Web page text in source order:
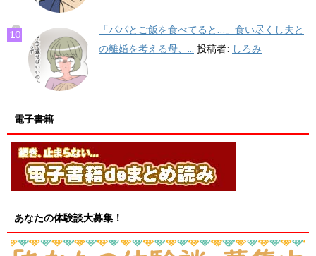
「パパとご飯を食べてると…」食い尽くし夫と
の離婚を考える母、... 投稿者: しろみ
電子書籍
あなたの体験談大募集！